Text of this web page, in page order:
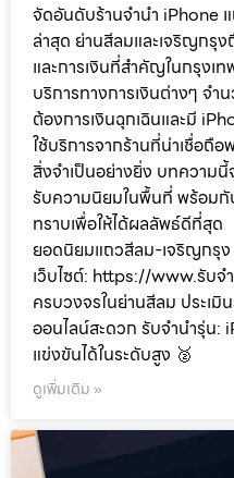
จัดอันดับร้านจำนำ iPhone
ล่าสุด ย่านสีลมและเจริญกรุ
และการเงินที่สำคัญในกรุงเ
บริการทางการเงินต่างๆ จ
ต้องการเงินฉุกเฉินและมี
ใช้บริการจากร้านที่น่าเชื่อถือ
สิ่งจำเป็นอย่างยิ่ง บทความนี้
รับความนิยมในพื้นที่ พร้อม
ทราบเพื่อให้ได้ผลลัพธ์ดีที่สุ
ยอดนิยมแถวสีลม-เจริญกรุ
เว็บไซต์: https://www.รับจํ
ครบวงจรในย่านสีลม ประเ
ออนไลน์สะดวก รับจำนำรุ่น:
แข่งขันได้ในระดับสูง 🥈
ดูเพิ่มเติม »